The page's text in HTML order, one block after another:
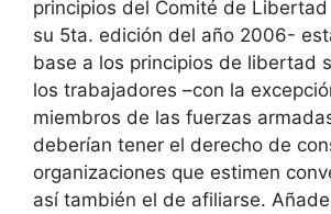
principios del Comité de
su 5ta. edición del año 2006-
base a los principios de libertad
los trabajadores –con la
miembros de las fuerzas
deberían tener el derecho de
organizaciones que estimen
así también el de afiliarse. Añade